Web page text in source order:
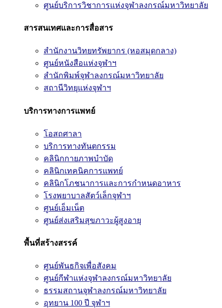
ศูนย์บริการวิชาการแห่งจุฬาลงกรณ์มหาวิทยาลัย
สารสนเทศและการสื่อสาร
สำนักงานวิทยทรัพยากร (หอสมุดกลาง)
ศูนย์หนังสือแห่งจุฬาฯ
สำนักพิมพ์จุฬาลงกรณ์มหาวิทยาลัย
สถานีวิทยุแห่งจุฬาฯ
บริการทางการแพทย์
โอสถศาลา
บริการทางทันตกรรม
คลินิกกายภาพบำบัด
คลินิกเทคนิคการแพทย์
คลินิกโภชนาการและการกำหนดอาหาร
โรงพยาบาลสัตว์เล็กจุฬาฯ
ศูนย์เอ็มเน็ต
ศูนย์ส่งเสริมสุขภาวะผู้สูงอายุ
พื้นที่สร้างสรรค์
ศูนย์พันธกิจเพื่อสังคม
ศูนย์กีฬาแห่งจุฬาลงกรณ์มหาวิทยาลัย
ธรรมสถานจุฬาลงกรณ์มหาวิทยาลัย
อุทยาน 100 ปี จุฬาฯ